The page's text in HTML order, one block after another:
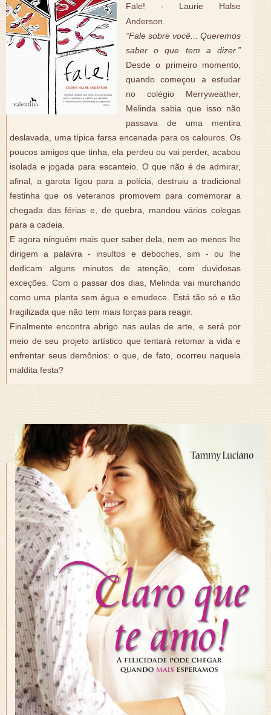
Fale! - Laurie Halse
Anderson.
“Fale sobre você... Queremos
saber o que tem a dizer.”
Desde o primeiro momento,
quando começou a estudar
no colégio Merryweather,
Melinda sabia que isso não
passava de uma mentira
deslavada, uma típica farsa encenada para os calouros. Os
poucos amigos que tinha, ela perdeu ou vai perder, acabou
isolada e jogada para escanteio. O que não é de admirar,
afinal, a garota ligou para a polícia, destruiu a tradicional
festinha que os veteranos promovem para comemorar a
chegada das férias e, de quebra, mandou vários colegas
para a cadeia.
E agora ninguém mais quer saber dela, nem ao menos lhe
dirigem a palavra - insultos e deboches, sim - ou lhe
dedicam alguns minutos de atenção, com duvidosas
exceções. Com o passar dos dias, Melinda vai murchando
como uma planta sem água e emudece. Está tão só e tão
fragilizada que não tem mais forças para reagir.
Finalmente encontra abrigo nas aulas de arte, e será por
meio de seu projeto artístico que tentará retomar a vida e
enfrentar seus demônios: o que, de fato, ocorreu naquela
maldita festa?